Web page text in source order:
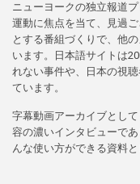
ニューヨークの独立報道
運動に焦点を当て、見過
とする番組づくりで、他
います。日本語サイトは
れない事件や、日本の視
ています。
字幕動画アーカイブとし
容の濃いインタビューで
んな使い方ができる資料